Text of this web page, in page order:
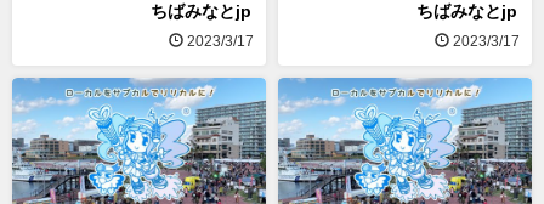
ちばみなとjp
2023/3/17
ちばみなとjp
2023/3/17